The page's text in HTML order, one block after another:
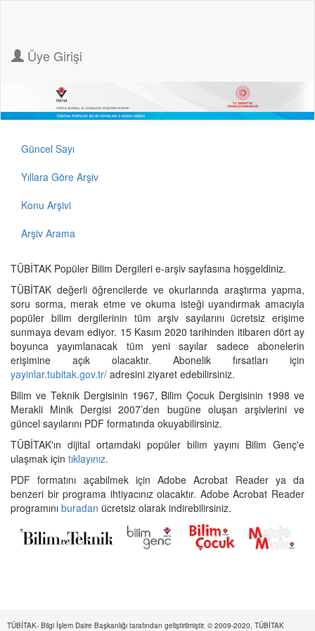
Üye Girişi
Güncel Sayı
Yıllara Göre Arşiv
Konu Arşivi
Arşiv Arama
TÜBİTAK Popüler Bilim Dergileri e-arşiv sayfasına hoşgeldiniz.
TÜBİTAK değerli öğrencilerde ve okurlarında araştırma yapma,
soru sorma, merak etme ve okuma isteği uyandırmak amacıyla
popüler bilim dergilerinin tüm arşiv sayılarını ücretsiz erişime
sunmaya devam ediyor. 15 Kasım 2020 tarihinden itibaren dört ay
boyunca yayımlanacak tüm yeni sayılar sadece abonelerin
erişimine açık olacaktır. Abonelik fırsatları için
yayinlar.tubitak.gov.tr/ adresini ziyaret edebilirsiniz.
Bilim ve Teknik Dergisinin 1967, Bilim Çocuk Dergisinin 1998 ve
Merakli Minik Dergisi 2007’den bugüne oluşan arşivlerini ve
güncel sayılarını PDF formatında okuyabilirsiniz.
TÜBİTAK'ın dijital ortamdaki popüler bilim yayını Bilim Genç'e
ulaşmak için tıklayınız.
PDF formatını açabilmek için Adobe Acrobat Reader ya da
benzeri bir programa ihtiyacınız olacaktır. Adobe Acrobat Reader
programını buradan ücretsiz olarak indirebilirsiniz.
TÜBİTAK- Bilgi İşlem Daire Başkanlığı tarafından geliştirilmiştir. © 2009-2020, TÜBİTAK